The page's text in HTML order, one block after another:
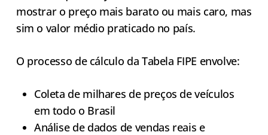
mostrar o preço mais barato ou mais caro, mas
sim o valor médio praticado no país.
O processo de cálculo da Tabela FIPE envolve:
Coleta de milhares de preços de veículos
em todo o Brasil
Análise de dados de vendas reais e